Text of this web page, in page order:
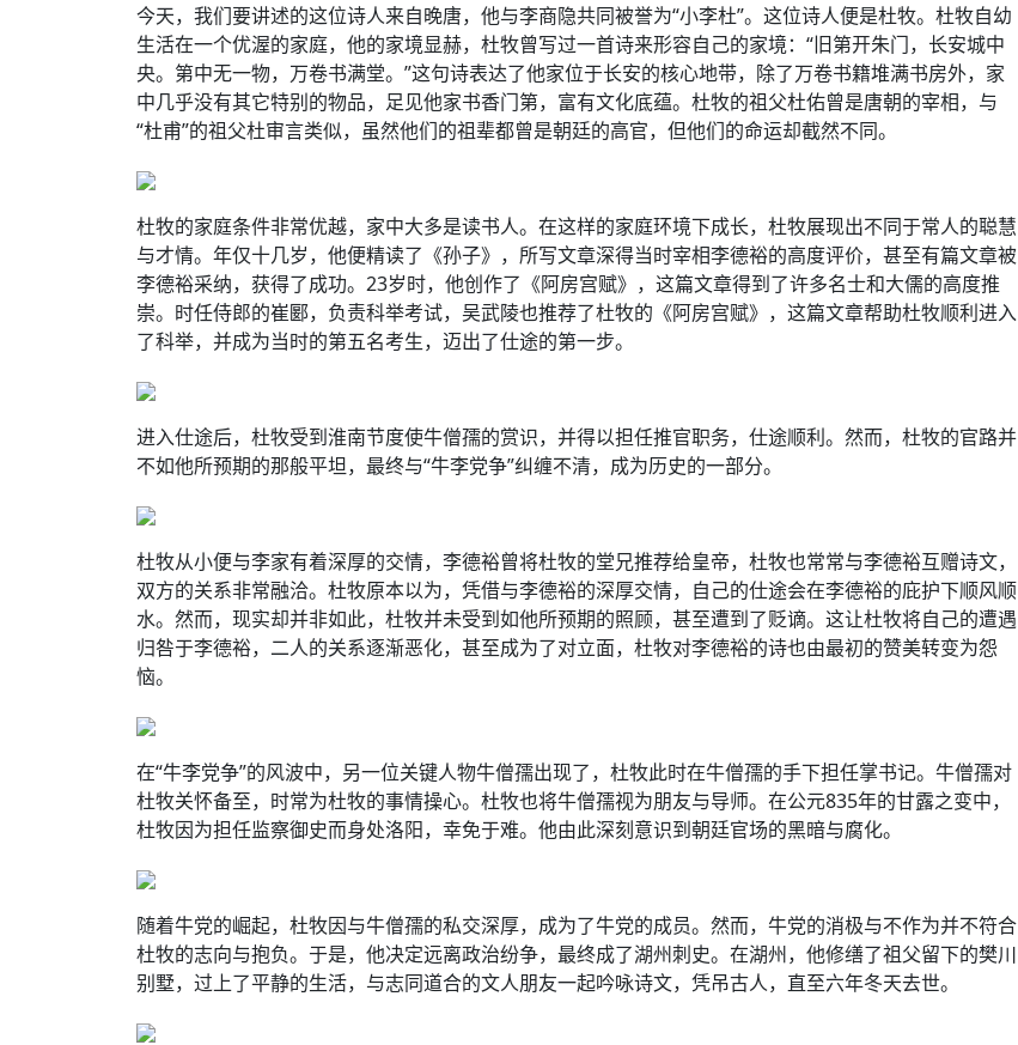
今天，我们要讲述的这位诗人来自晚唐，他与李商隐共同被誉为“小李杜”。这位诗人便是杜牧。杜牧自幼
生活在一个优渥的家庭，他的家境显赫，杜牧曾写过一首诗来形容自己的家境：“旧第开朱门，长安城中
央。第中无一物，万卷书满堂。”这句诗表达了他家位于长安的核心地带，除了万卷书籍堆满书房外，家
中几乎没有其它特别的物品，足见他家书香门第，富有文化底蕴。杜牧的祖父杜佑曾是唐朝的宰相，与
“杜甫”的祖父杜审言类似，虽然他们的祖辈都曾是朝廷的高官，但他们的命运却截然不同。
杜牧的家庭条件非常优越，家中大多是读书人。在这样的家庭环境下成长，杜牧展现出不同于常人的聪慧
与才情。年仅十几岁，他便精读了《孙子》，所写文章深得当时宰相李德裕的高度评价，甚至有篇文章被
李德裕采纳，获得了成功。23岁时，他创作了《阿房宫赋》，这篇文章得到了许多名士和大儒的高度推
崇。时任侍郎的崔郾，负责科举考试，吴武陵也推荐了杜牧的《阿房宫赋》，这篇文章帮助杜牧顺利进入
了科举，并成为当时的第五名考生，迈出了仕途的第一步。
进入仕途后，杜牧受到淮南节度使牛僧孺的赏识，并得以担任推官职务，仕途顺利。然而，杜牧的官路并
不如他所预期的那般平坦，最终与“牛李党争”纠缠不清，成为历史的一部分。
杜牧从小便与李家有着深厚的交情，李德裕曾将杜牧的堂兄推荐给皇帝，杜牧也常常与李德裕互赠诗文，
双方的关系非常融洽。杜牧原本以为，凭借与李德裕的深厚交情，自己的仕途会在李德裕的庇护下顺风顺
水。然而，现实却并非如此，杜牧并未受到如他所预期的照顾，甚至遭到了贬谪。这让杜牧将自己的遭遇
归咎于李德裕，二人的关系逐渐恶化，甚至成为了对立面，杜牧对李德裕的诗也由最初的赞美转变为怨
恼。
在“牛李党争”的风波中，另一位关键人物牛僧孺出现了，杜牧此时在牛僧孺的手下担任掌书记。牛僧孺对
杜牧关怀备至，时常为杜牧的事情操心。杜牧也将牛僧孺视为朋友与导师。在公元835年的甘露之变中，
杜牧因为担任监察御史而身处洛阳，幸免于难。他由此深刻意识到朝廷官场的黑暗与腐化。
随着牛党的崛起，杜牧因与牛僧孺的私交深厚，成为了牛党的成员。然而，牛党的消极与不作为并不符合
杜牧的志向与抱负。于是，他决定远离政治纷争，最终成了湖州刺史。在湖州，他修缮了祖父留下的樊川
别墅，过上了平静的生活，与志同道合的文人朋友一起吟咏诗文，凭吊古人，直至六年冬天去世。